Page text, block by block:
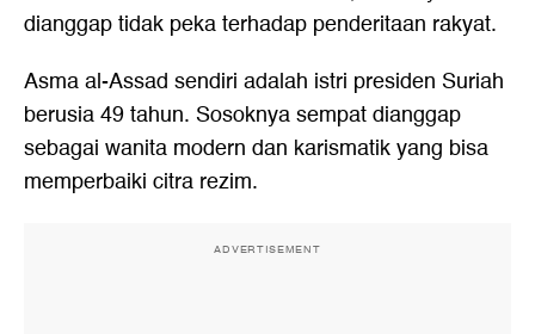
dianggap tidak peka terhadap penderitaan rakyat.
Asma al-Assad sendiri adalah istri presiden Suriah
berusia 49 tahun. Sosoknya sempat dianggap
sebagai wanita modern dan karismatik yang bisa
memperbaiki citra rezim.
ADVERTISEMENT